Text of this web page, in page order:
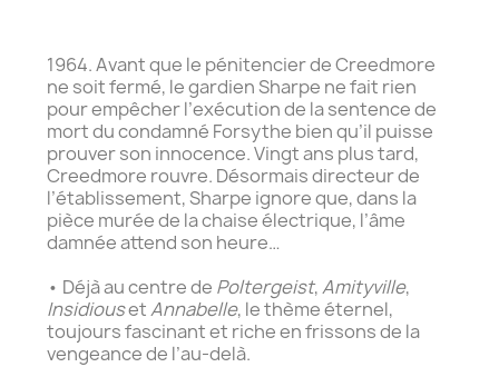
1964. Avant que le pénitencier de Creedmore
ne soit fermé, le gardien Sharpe ne fait rien
pour empêcher l’exécution de la sentence de
mort du condamné Forsythe bien qu’il puisse
prouver son innocence. Vingt ans plus tard,
Creedmore rouvre. Désormais directeur de
l’établissement, Sharpe ignore que, dans la
pièce murée de la chaise électrique, l’âme
damnée attend son heure…
• Déjà au centre de Poltergeist,Amityville,
InsidiousetAnnabelle, le thème éternel,
toujours fascinant et riche en frissons de la
vengeance de l’au-delà.